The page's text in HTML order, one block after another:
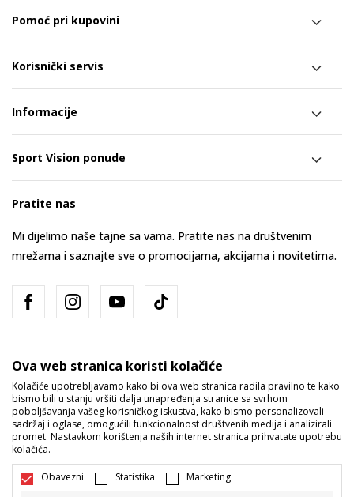
Pomoć pri kupovini
Korisnički servis
Informacije
Sport Vision ponude
Pratite nas
Mi dijelimo naše tajne sa vama. Pratite nas na društvenim
mrežama i saznajte sve o promocijama, akcijama i novitetima.
Bosna i Hercegovina Promijenite
Ova web stranica koristi kolačiće
Kolačiće upotrebljavamo kako bi ova web stranica radila pravilno te kako
bismo bili u stanju vršiti dalja unapređenja stranice sa svrhom
poboljšavanja vašeg korisničkog iskustva, kako bismo personalizovali
sadržaj i oglase, omogućili funkcionalnost društvenih medija i analizirali
promet. Nastavkom korištenja naših internet stranica prihvatate upotrebu
kolačića.
Obavezni Statistika Marketing